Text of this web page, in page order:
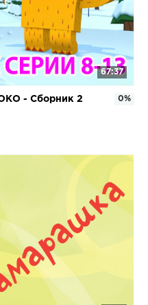
67:37
- Сборник 2
0%